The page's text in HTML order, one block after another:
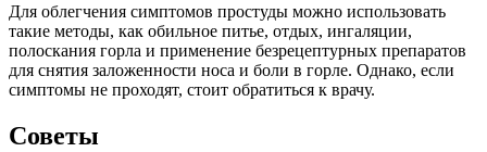
Для облегчения симптомов простуды можно использовать
такие методы, как обильное питье, отдых, ингаляции,
полоскания горла и применение безрецептурных препаратов
для снятия заложенности носа и боли в горле. Однако, если
симптомы не проходят, стоит обратиться к врачу.
Советы